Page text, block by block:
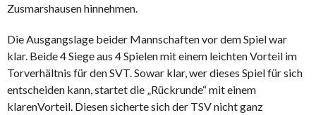
Zusmarshausen hinnehmen.
Die Ausgangslage beider Mannschaften vor demSpiel war
klar. Beide 4 Siege aus 4 Spielen mit einem leichten Vorteil im
Torverhältnis für den SVT. Sowar klar, wer dieses Spiel für sich
entscheiden kann, startet die „Rückrunde“ mit einem
klarenVorteil. Diesen sicherte sich der TSV nicht ganz